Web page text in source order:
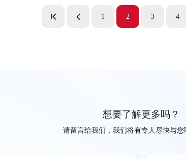
1 2 3 4
想要了解更多吗？
请留言给我们，我们将有专人尽快与您